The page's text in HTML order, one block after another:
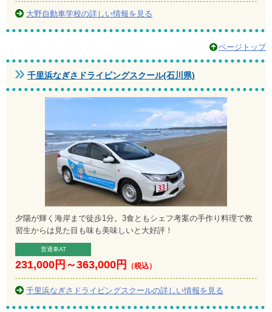
大野自動車学校の詳しい情報を見る
ページトップ
千里浜なぎさドライビングスクール(石川県)
夕陽が輝く海岸まで徒歩1分。3食ともシェフ考案の手作り料理で教
習生からは見た目も味も美味しいと大好評！
普通車AT
231,000円 ～363,000円 （税込）
千里浜なぎさドライビングスクールの詳しい情報を見る